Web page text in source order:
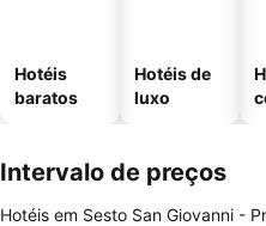
Hotéis
baratos
Hotéis de
luxo
Intervalo de preços
Hotéis em Sesto San Giovanni -